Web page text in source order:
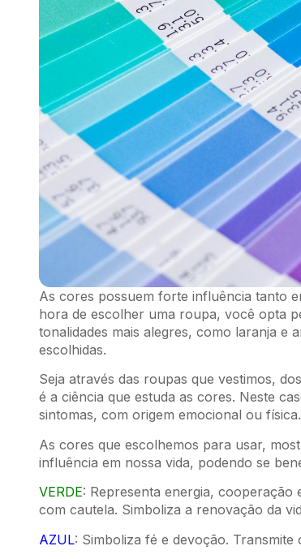
As cores possuem forte influência tanto
hora de escolher uma roupa, você opta
tonalidades mais alegres, como laranja e
escolhidas.
Seja através das roupas que vestimos,
é a ciência que estuda as cores. Neste
sintomas, com origem emocional ou física.
As cores que escolhemos para usar,
influência em nossa vida, podendo se
VERDE: Representa energia, cooperação
com cautela. Simboliza a renovação da
AZUL: Simboliza fé e devoção.